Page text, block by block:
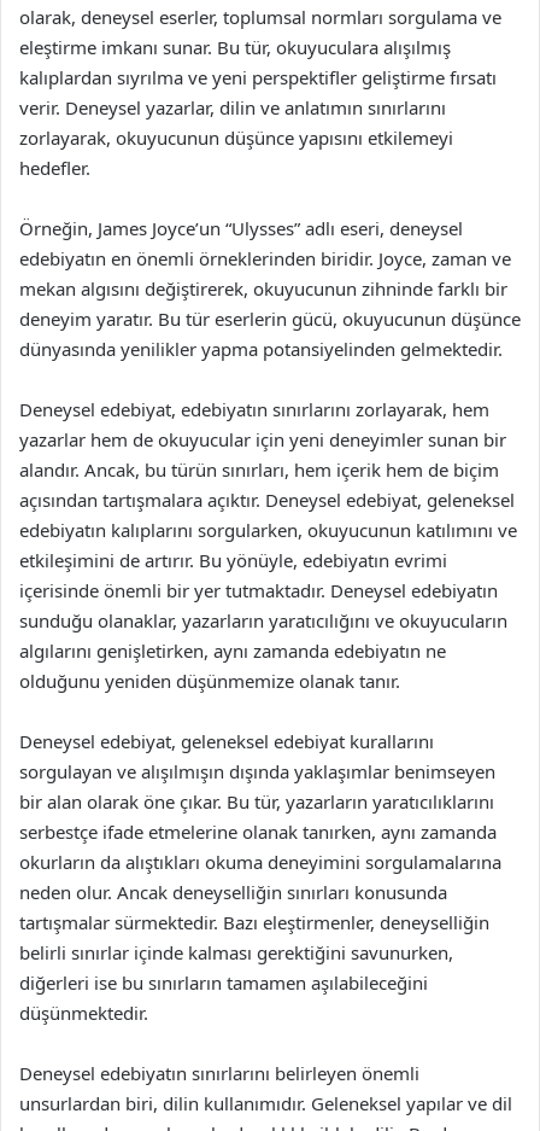
olarak, deneysel eserler, toplumsal normları sorgulama ve
eleştirme imkanı sunar. Bu tür, okuyuculara alışılmış
kalıplardan sıyrılma ve yeni perspektifler geliştirme fırsatı
verir. Deneysel yazarlar, dilin ve anlatımın sınırlarını
zorlayarak, okuyucunun düşünce yapısını etkilemeyi
hedefler.
Örneğin, James Joyce’un “Ulysses” adlı eseri, deneysel
edebiyatın en önemli örneklerinden biridir. Joyce, zaman ve
mekan algısını değiştirerek, okuyucunun zihninde farklı bir
deneyim yaratır. Bu tür eserlerin gücü, okuyucunun düşünce
dünyasında yenilikler yapma potansiyelinden gelmektedir.
Deneysel edebiyat, edebiyatın sınırlarını zorlayarak, hem
yazarlar hem de okuyucular için yeni deneyimler sunan bir
alandır. Ancak, bu türün sınırları, hem içerik hem de biçim
açısından tartışmalara açıktır. Deneysel edebiyat, geleneksel
edebiyatın kalıplarını sorgularken, okuyucunun katılımını ve
etkileşimini de artırır. Bu yönüyle, edebiyatın evrimi
içerisinde önemli bir yer tutmaktadır. Deneysel edebiyatın
sunduğu olanaklar, yazarların yaratıcılığını ve okuyucuların
algılarını genişletirken, aynı zamanda edebiyatın ne
olduğunu yeniden düşünmemize olanak tanır.
Deneysel edebiyat, geleneksel edebiyat kurallarını
sorgulayan ve alışılmışın dışında yaklaşımlar benimseyen
bir alan olarak öne çıkar. Bu tür, yazarların yaratıcılıklarını
serbestçe ifade etmelerine olanak tanırken, aynı zamanda
okurların da alıştıkları okuma deneyimini sorgulamalarına
neden olur. Ancak deneyselliğin sınırları konusunda
tartışmalar sürmektedir. Bazı eleştirmenler, deneyselliğin
belirli sınırlar içinde kalması gerektiğini savunurken,
diğerleri ise bu sınırların tamamen aşılabileceğini
düşünmektedir.
Deneysel edebiyatın sınırlarını belirleyen önemli
unsurlardan biri, dilin kullanımıdır. Geleneksel yapılar ve dil